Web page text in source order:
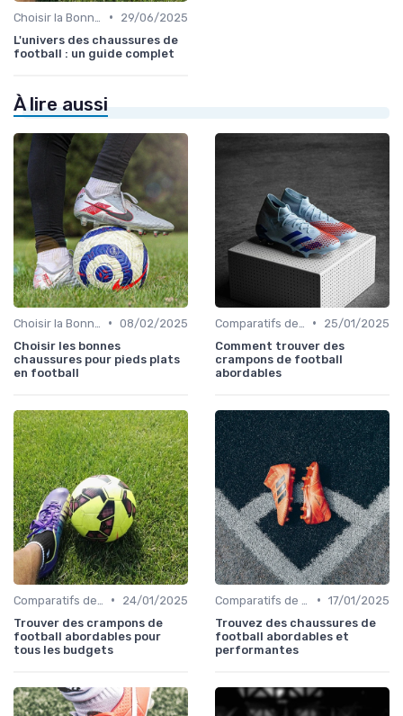
•
29/06/2025
L'univers des chaussures de
football : un guide complet
À lire aussi
• 08/02/2025
Choisir les bonnes
chaussures pour pieds plats
en football
•
25/01/2025
Comment trouver des
crampons de football
abordables
•
24/01/2025
Trouver des crampons de
football abordables pour
tous les budgets
• 17/01/2025
Trouvez des chaussures de
football abordables et
performantes